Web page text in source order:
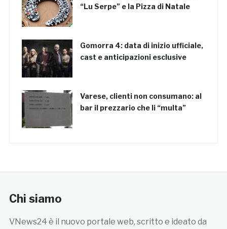
“Lu Serpe” e la Pizza di Natale
Gomorra 4: data di inizio ufficiale,
cast e anticipazioni esclusive
Varese, clienti non consumano: al
bar il prezzario che li “multa”
Chi siamo
VNews24 è il nuovo portale web, scritto e ideato da